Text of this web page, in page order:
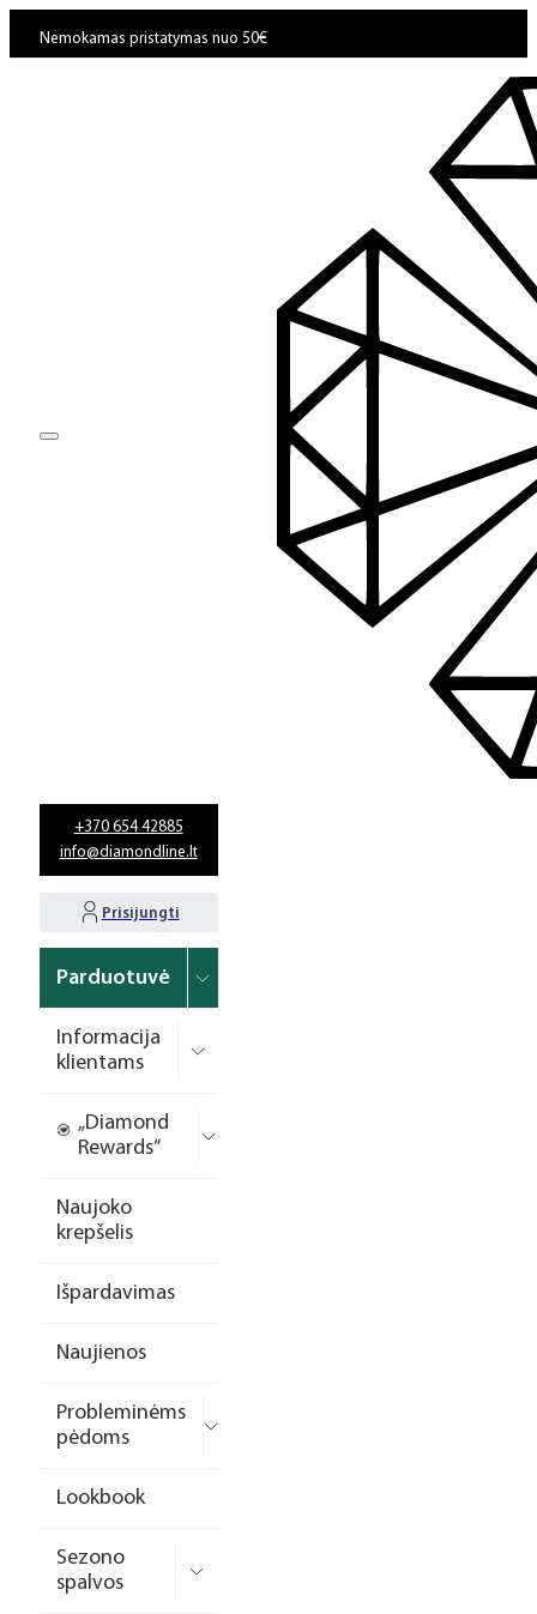
Nemokamas pristatymas nuo 50€
+370 654 42885
info@diamondline.lt
Prisijungti
Parduotuvė
Informacija
klientams
„Diamond
Rewards“
Naujoko
krepšelis
Išpardavimas
Naujienos
Probleminėms
pėdoms
Lookbook
Sezono
spalvos